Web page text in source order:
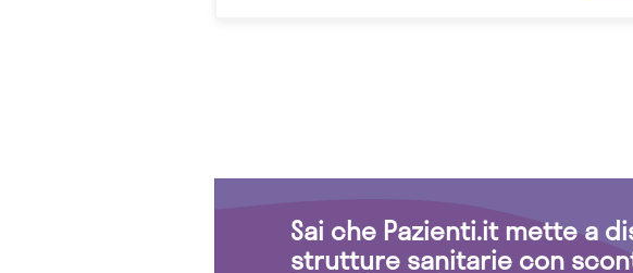
Sai che Pazienti.it mette a
strutture sanitarie con